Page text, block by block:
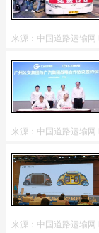
来源：中国道路运输网
来源：中国道路运输网
来源：中国道路运输网